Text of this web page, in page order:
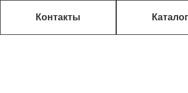
Контакты Каталог